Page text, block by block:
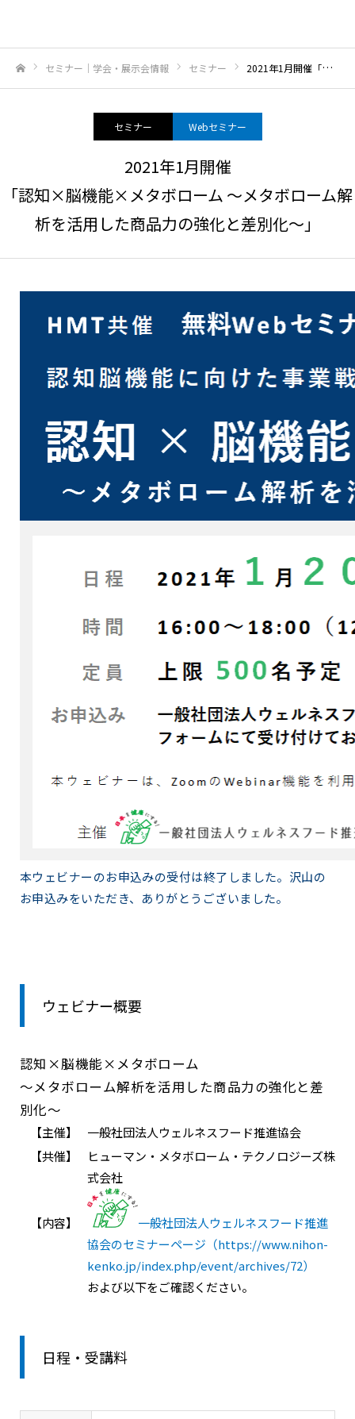
セミナー｜学会・展示会情報 セミナー 2021年1月開催「認知×脳機能×メタボローム ～メタボローム解析を活用した商品力の強化と差別化～」
セミナー Webセミナー
2021年1月開催
「認知×脳機能×メタボローム ～メタボローム解
析を活用した商品力の強化と差別化～」
本ウェビナーのお申込みの受付は終了しました。沢山の
お申込みをいただき、ありがとうございました。
ウェビナー概要
認知×脳機能×メタボローム
～メタボローム解析を活用した商品力の強化と差
別化～
【主催】
一般社団法人ウェルネスフード推進協会
【共催】
ヒューマン・メタボローム・テクノロジーズ株
式会社
【内容】
一般社団法人ウェルネスフード推進
協会のセミナーページ（https://www.nihon-
kenko.jp/index.php/event/archives/72）
および以下をご確認ください。
日程・受講料